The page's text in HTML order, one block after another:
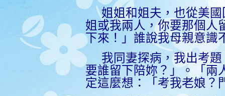
姐姐和姐夫，也從美國
姐或我兩人，你要那個人
下來！」誰說我母親意識
我同妻探病，我出考
要誰留下陪妳？」。「兩
定這麼想：
「考我老娘